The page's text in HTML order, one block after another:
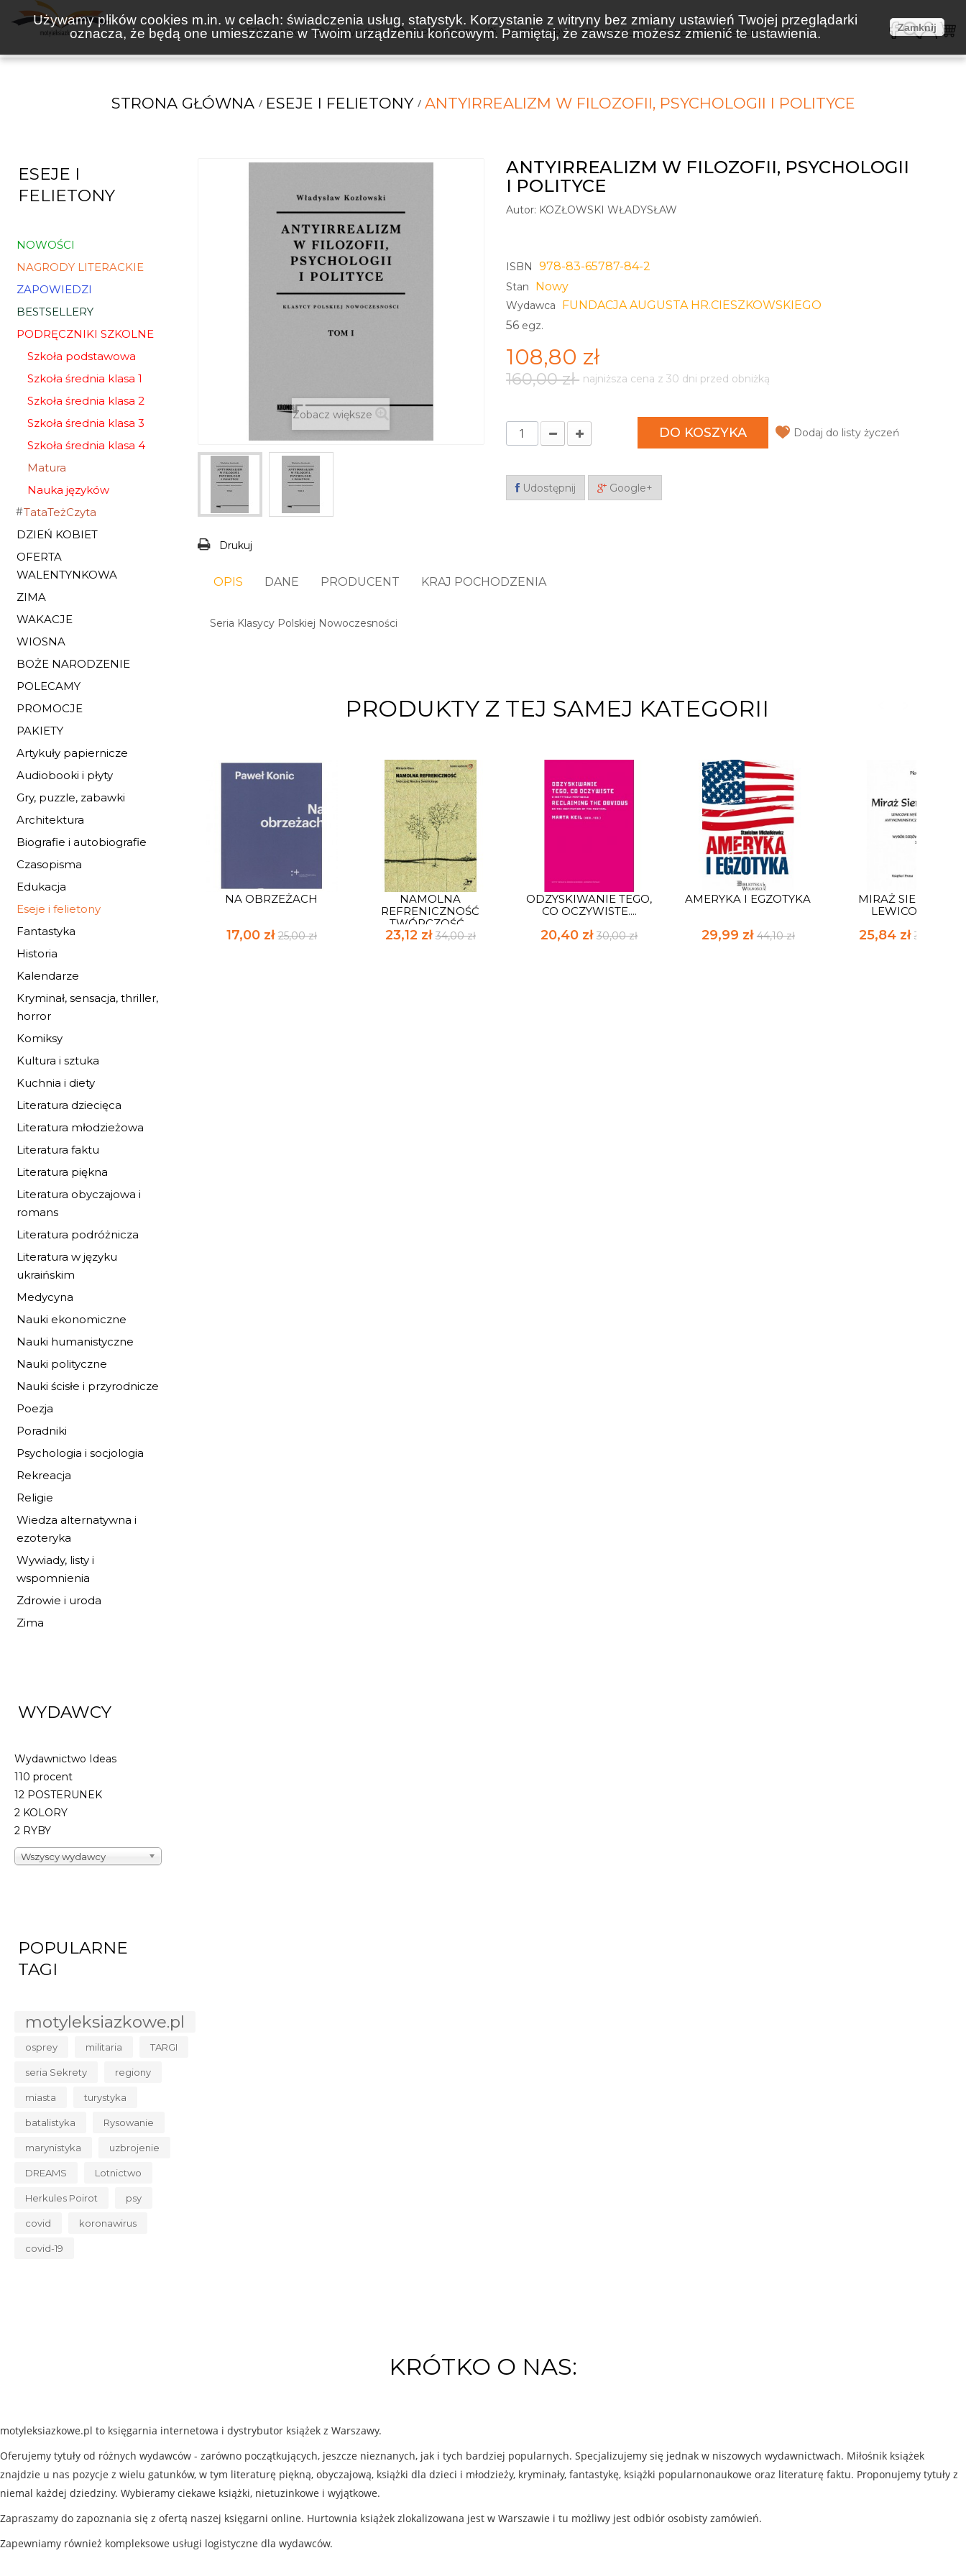
Używamy plików cookies m.in. w celach: świadczenia usług, statystyk. Korzystanie z witryny bez zmiany ustawień Twojej przeglądarki
oznacza, że będą one umieszczane w Twoim urządzeniu końcowym. Pamiętaj, że zawsze możesz zmienić te ustawienia.
Zamknij
KSIĄŻKI NOWOŚCI ZAPOWIEDZI BESTSELLERY WAKACJE KOSZTY WYSYŁKI
STRONA GŁÓWNA ESEJE I FELIETONY ANTYIRREALIZM W FILOZOFII, PSYCHOLOGII I POLITYCE
ESEJE I
FELIETONY
NOWOŚCI
NAGRODY LITERACKIE
ZAPOWIEDZI
BESTSELLERY
PODRĘCZNIKI SZKOLNE
Szkoła podstawowa
Szkoła średnia klasa 1
Szkoła średnia klasa 2
Szkoła średnia klasa 3
Szkoła średnia klasa 4
Matura
Nauka języków
TataTeżCzyta
DZIEŃ KOBIET
OFERTA
WALENTYNKOWA
ZIMA
WAKACJE
WIOSNA
BOŻE NARODZENIE
POLECAMY
PROMOCJE
PAKIETY
Artykuły papiernicze
Audiobooki i płyty
Gry, puzzle, zabawki
Architektura
Biografie i autobiografie
Czasopisma
Edukacja
Eseje i felietony
Fantastyka
Historia
Kalendarze
Kryminał, sensacja, thriller,
horror
Komiksy
Kultura i sztuka
Kuchnia i diety
Literatura dziecięca
Literatura młodzieżowa
Literatura faktu
Literatura piękna
Literatura obyczajowa i
romans
Literatura podróżnicza
Literatura w języku
ukraińskim
Medycyna
Nauki ekonomiczne
Nauki humanistyczne
Nauki polityczne
Nauki ścisłe i przyrodnicze
Poezja
Poradniki
Psychologia i socjologia
Rekreacja
Religie
Wiedza alternatywna i
ezoteryka
Wywiady, listy i
wspomnienia
Zdrowie i uroda
Zima
WYDAWCY
Wydawnictwo Ideas
110 procent
12 POSTERUNEK
2 KOLORY
2 RYBY
Wszyscy wydawcy
POPULARNE
TAGI
motyleksiazkowe.pl
osprey militaria TARGI
seria Sekrety regiony
miasta turystyka
batalistyka Rysowanie
marynistyka uzbrojenie
DREAMS Lotnictwo
Herkules Poirot psy
covid koronawirus
covid-19
Zobacz większe
Drukuj
ANTYIRREALIZM W FILOZOFII, PSYCHOLOGII
I POLITYCE
Autor: KOZŁOWSKI WŁADYSŁAW
ISBN 978-83-65787-84-2
Stan Nowy
Wydawca
FUNDACJA AUGUSTA HR.CIESZKOWSKIEGO
56 egz.
108,80 zł
160,00 zł najniższa cena z 30 dni przed obniżką
DO KOSZYKA Dodaj do listy życzeń
Udostępnij Google+
OPIS DANE PRODUCENT KRAJ POCHODZENIA
Seria Klasycy Polskiej Nowoczesności
PRODUKTY Z TEJ SAMEJ KATEGORII
NA OBRZEŻACH
17,00 zł 25,00 zł
NAMOLNA
REFRENICZNOŚĆ
TWÓRCZOŚĆ...
23,12 zł 34,00 zł
ODZYSKIWANIE TEGO,
CO OCZYWISTE....
20,40 zł30,00 zł
AMERYKA I EGZOTYKA
29,99 zł 44,10 zł
MIRAŻ SIERPNIA.
LEWICOWE...
25,84 zł 38,00 zł
KRÓTKO O NAS:
motyleksiazkowe.pl to księgarnia internetowa i dystrybutor książek z Warszawy.
Oferujemy tytuły od różnych wydawców - zarówno początkujących, jeszcze nieznanych, jak i tych bardziej popularnych. Specjalizujemy się jednak w niszowych wydawnictwach. Miłośnik książek
znajdzie u nas pozycje z wielu gatunków, w tym literaturę piękną, obyczajową, książki dla dzieci i młodzieży, kryminały, fantastykę, książki popularnonaukowe oraz literaturę faktu. Proponujemy tytuły z
niemal każdej dziedziny. Wybieramy ciekawe książki, nietuzinkowe i wyjątkowe.
Zapraszamy do zapoznania się z ofertą naszej księgarni online. Hurtownia książek zlokalizowana jest w Warszawie i tu możliwy jest odbiór osobisty zamówień.
Zapewniamy również kompleksowe usługi logistyczne dla wydawców.